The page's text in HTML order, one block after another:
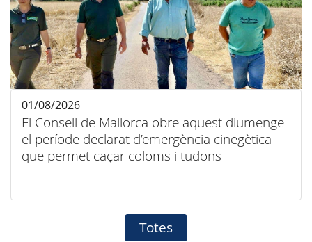
El Consell de Mallorca obre aquest diumenge
el període declarat d’emergència cinegètica
que permet caçar coloms i tudons
01/08/2026
Totes